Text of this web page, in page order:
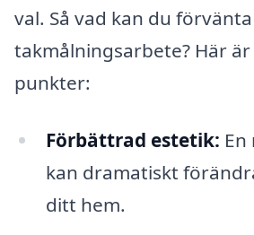
val. Så vad kan du
takmålningsarbete? Här
punkter:
Förbättrad estetik:
kan dramatiskt
ditt hem.